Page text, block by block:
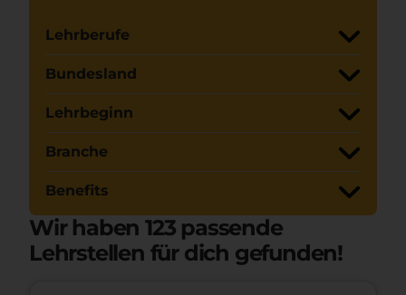
Lehrberufe
Bundesland
Lehrbeginn
Branche
Benefits
Wir haben 123passende
Lehrstellen für dich gefunden!